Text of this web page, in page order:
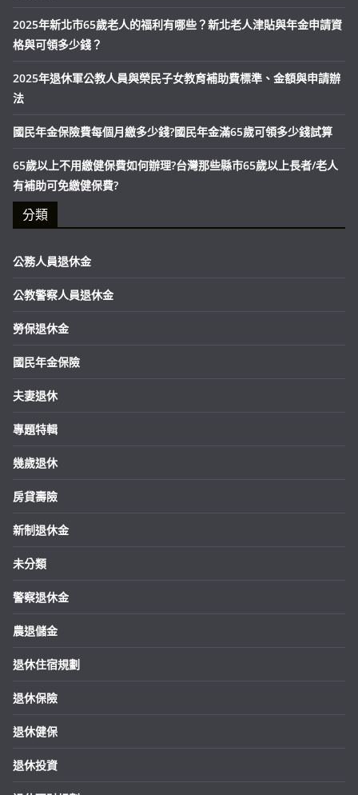
2025年新北市65歲老人的福利有哪些？新北老人津貼與年金申請資
格與可領多少錢？
2025年退休軍公教人員與榮民子女教育補助費標準、金額與申請辦
法
國民年金保險費每個月繳多少錢?國民年金滿65歲可領多少錢試算
65歲以上不用繳健保費如何辦理?台灣那些縣市65歲以上長者/老人
有補助可免繳健保費?
分類
公務人員退休金
公教警察人員退休金
勞保退休金
國民年金保險
夫妻退休
專題特輯
幾歲退休
房貸壽險
新制退休金
未分類
警察退休金
農退儲金
退休住宿規劃
退休保險
退休健保
退休投資